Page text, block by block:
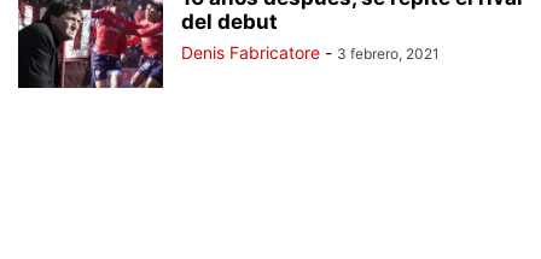
del debut
Denis Fabricatore - 3 febrero, 2021